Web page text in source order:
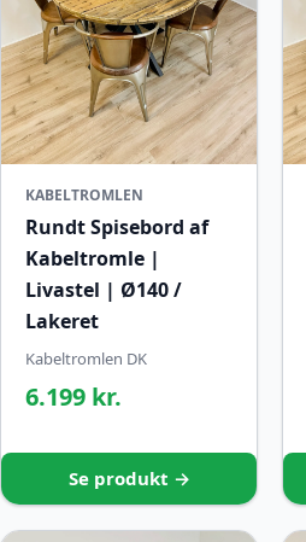
KABELTROMLEN
Rundt Spisebord af
Kabeltromle |
Livastel | Ø140 /
Lakeret
Kabeltromlen DK
6.199 kr.
Se produkt →